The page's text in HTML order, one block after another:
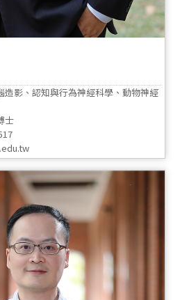
造影、認知與行為神經科學、動物神經
士